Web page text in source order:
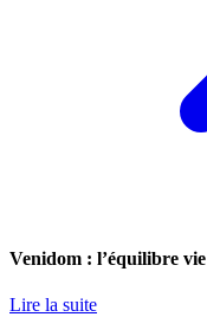
Venidom : l’équilibre
Lire la suite